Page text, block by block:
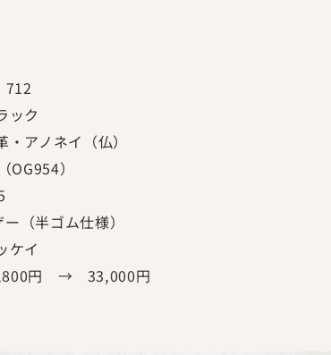
ク
ネイ（仏）
）
半ゴム仕様）
イ
円 → 33,000円